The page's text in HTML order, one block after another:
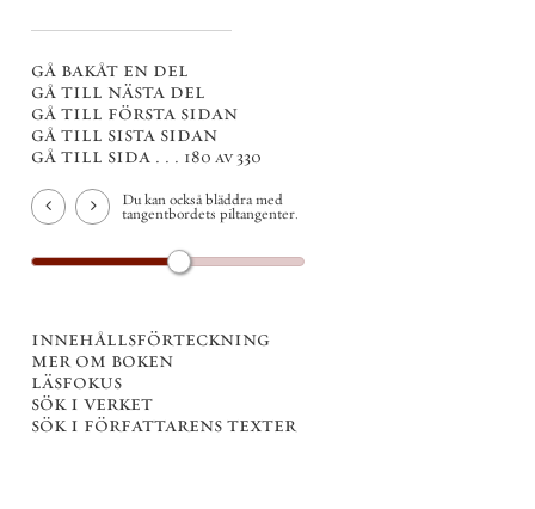
gå bakåt en del
gå till nästa del
gå till första sidan
gå till sista sidan
gå till sida . . . 180 av 330
Du kan också bläddra med
tangentbordets piltangenter.
innehållsförteckning
mer om boken
läsfokus
sök i verket
sök i författarens texter